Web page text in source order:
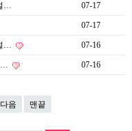
… 07-17
07-17
… 07-16
07-16
다음 맨끝